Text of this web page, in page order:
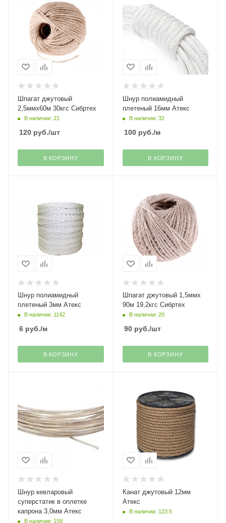
Шпагат джутовый
2,5ммх60м 30кгс Сибртех
В наличии: 21
120 руб./шт
В КОРЗИНУ
Шнур полиамидный
плетеный 16мм Атекс
В наличии: 32
100руб./м
В КОРЗИНУ
Шнур полиамидный
плетеный 3мм Атекс
В наличии: 1142
6 руб./м
В КОРЗИНУ
Шпагат джутовый 1,5ммх
90м 19,2кгс Сибртех
В наличии: 20
90руб./шт
В КОРЗИНУ
Шнур кевларовый
суперстатик в оплетке
капрона 3,0мм Атекс
В наличии: 158
Канат джутовый 12мм
Атекс
В наличии: 123.5